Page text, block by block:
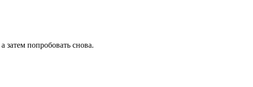
затем попробовать снова.